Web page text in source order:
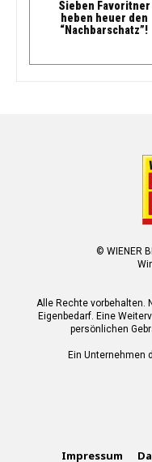
Sieben Favoritner
heben heuer den
“Nachbarschatz”!
© WIENER
Alle Rechte vorbehalten.
Eigenbedarf. Eine
persönlichen
Ein Unternehmen
Impressum